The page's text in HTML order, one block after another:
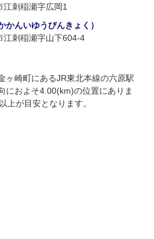
刺稲瀬字広岡1
かんいゆうびんきょく）
刺稲瀬字山下604-4
ヶ崎町にあるJR東北本線の六原駅
におよそ4.00(km)の位置にありま
上が目安となります。